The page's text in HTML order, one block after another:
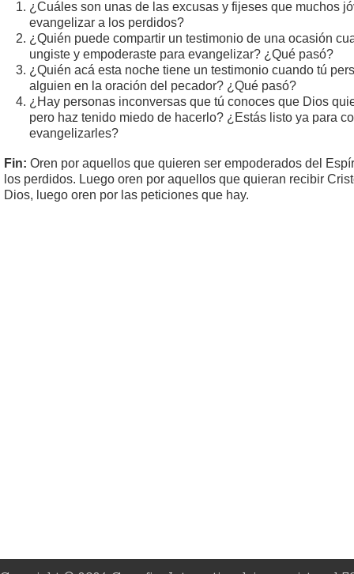
¿Cuáles son unas de las excusas y fijeses que muchos
evangelizar a los perdidos?
¿Quién puede compartir un testimonio de una ocasión
ungiste y empoderaste para evangelizar? ¿Qué pasó?
¿Quién acá esta noche tiene un testimonio cuando tú
alguien en la oración del pecador? ¿Qué pasó?
¿Hay personas inconversas que tú conoces que Dios
pero haz tenido miedo de hacerlo? ¿Estás listo ya para
evangelizarles?
Fin: Oren por aquellos que quieren ser empoderados del
los perdidos. Luego oren por aquellos que quieran recibir
Dios, luego oren por las peticiones que hay.